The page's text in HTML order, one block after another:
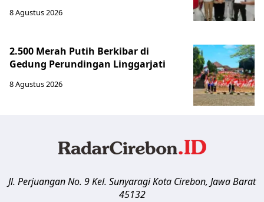
8 Agustus 2026
2.500 Merah Putih Berkibar di
Gedung Perundingan Linggarjati
8 Agustus 2026
Jl. Perjuangan No. 9 Kel. SunyaragiKota Cirebon, Jawa Barat
45132